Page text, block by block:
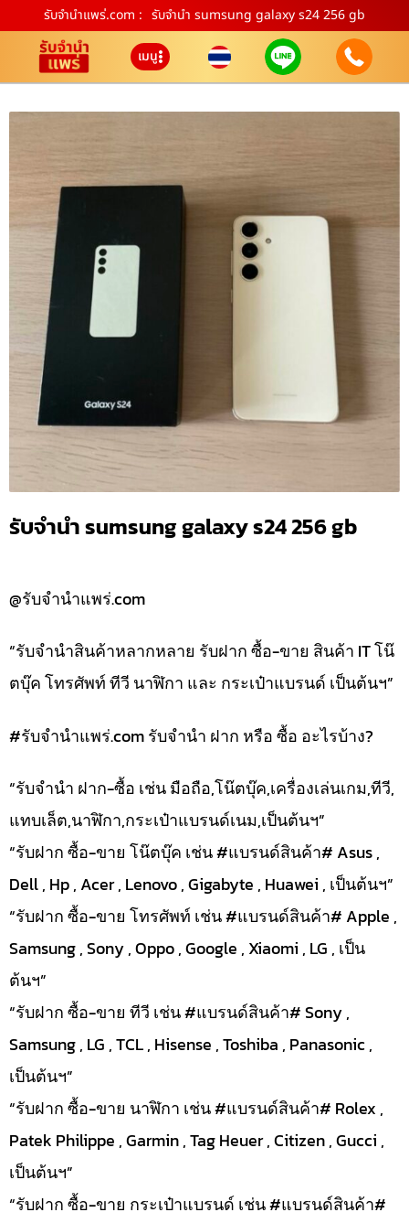
รับจํานําแพร่.com : รับจำนำ sumsung galaxy s24 256 gb
เมนู
รับจำนำ sumsung galaxy s24 256 gb
@รับจำนำแพร่.com
“รับจำนำสินค้าหลากหลาย รับฝาก ซื้อ-ขาย สินค้า IT โน๊
ตบุ๊ค โทรศัพท์ ทีวี นาฬิกา และ กระเป๋าแบรนด์ เป็นต้นฯ”
#รับจํานําแพร่.com รับจำนำ ฝาก หรือ ซื้อ อะไรบ้าง?
“รับจำนำ ฝาก-ซื้อ เช่น มือถือ,โน๊ตบุ๊ค,เครื่องเล่นเกม,ทีวี,
แทบเล็ต,นาฬิกา,กระเป๋าแบรนด์เนม,เป็นต้นฯ”
“รับฝาก ซื้อ-ขาย โน๊ตบุ๊ค เช่น #แบรนด์สินค้า# Asus ,
Dell , Hp , Acer , Lenovo , Gigabyte , Huawei , เป็นต้นฯ”
“รับฝาก ซื้อ-ขาย โทรศัพท์ เช่น #แบรนด์สินค้า# Apple ,
Samsung , Sony , Oppo , Google , Xiaomi , LG , เป็น
ต้นฯ”
“รับฝาก ซื้อ-ขาย ทีวี เช่น #แบรนด์สินค้า# Sony ,
Samsung , LG , TCL , Hisense , Toshiba , Panasonic ,
เป็นต้นฯ”
“รับฝาก ซื้อ-ขาย นาฬิกา เช่น #แบรนด์สินค้า# Rolex ,
Patek Philippe , Garmin , Tag Heuer , Citizen , Gucci ,
เป็นต้นฯ”
“รับฝาก ซื้อ-ขาย กระเป๋าแบรนด์ เช่น #แบรนด์สินค้า#